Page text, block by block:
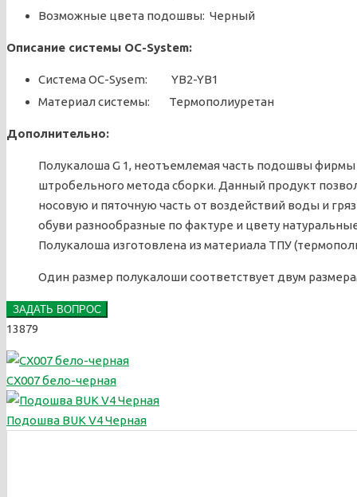
Возможные цвета подошвы: Черный
Описание системы OC-System:
Система OC-Sysem: YB2-YB1
Материал системы: Термополиуретан
Дополнительно:
Полукалоша G 1, неотъемлемая часть подошвы фирмы
штробельного метода сборки. Данный продукт
носовую и пяточную часть от воздействий воды и
обуви разнообразные по фактуре и цвету
Полукалоша изготовлена из материала ТПУ
Один размер полукалоши соответствует двум
ЗАДАТЬ ВОПРОС
13879
CX007 бело-черная
Подошва BUK V4 Черная